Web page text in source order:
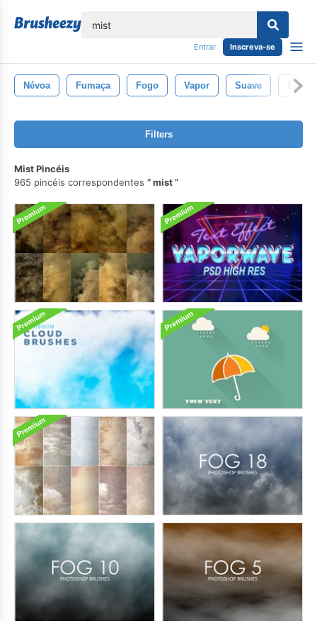
Entrar Inscreva-se
Névoa Fumaça Fogo Vapor Suave
Filters
Mist Pincéis
965 pincéis correspondentes
mist